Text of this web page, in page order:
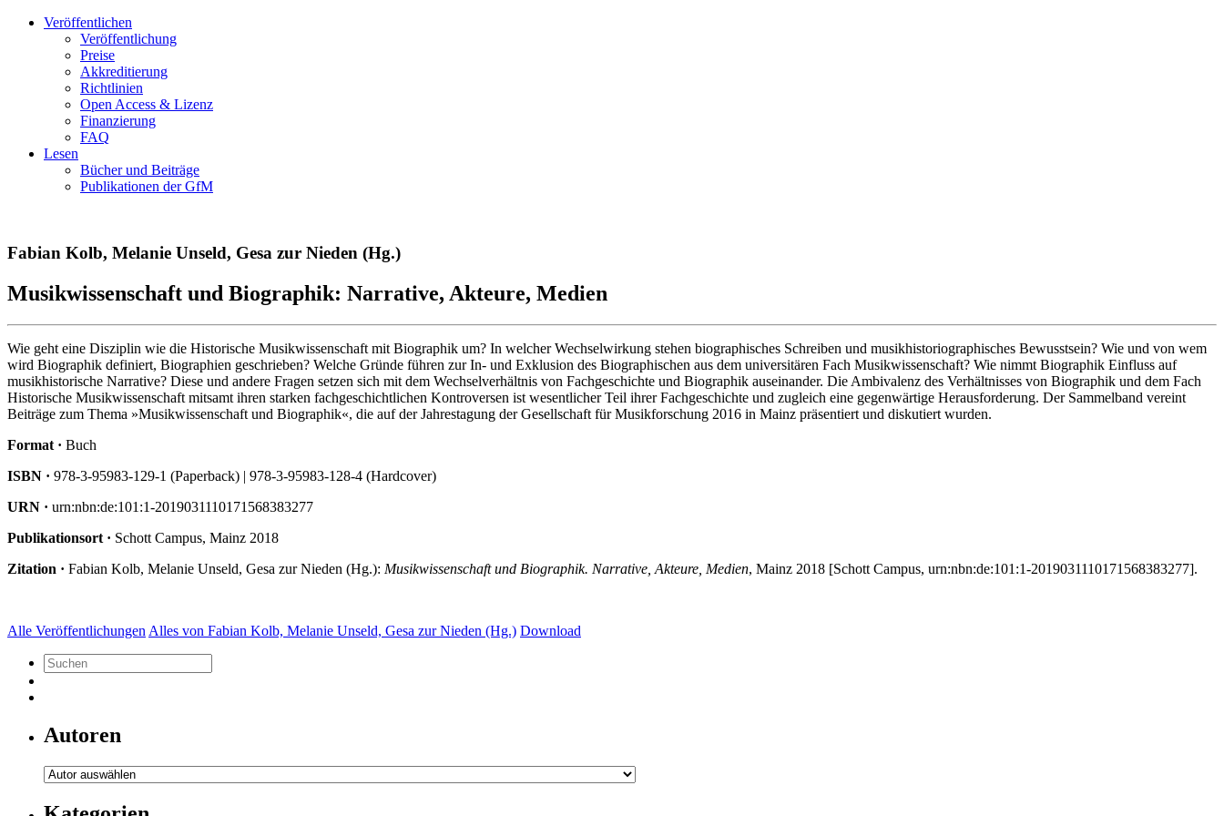
Veröffentlichen
Veröffentlichung
Preise
Akkreditierung
Richtlinien
Open Access & Lizenz
Finanzierung
FAQ
Lesen
Bücher und Beiträge
Publikationen der GfM
Fabian Kolb, Melanie Unseld, Gesa zur Nieden (Hg.)
Musikwissenschaft und Biographik: Narrative, Akteure, Medien
Wie geht eine Disziplin wie die Historische Musikwissenschaft mit Biographik um? In welcher Wechselwirkung stehen biographisches Schreiben und musikhistoriographisches Bewusstsein? Wie und von wem
wird Biographik definiert, Biographien geschrieben? Welche Gründe führen zur In- und Exklusion des Biographischen aus dem universitären Fach Musikwissenschaft? Wie nimmt Biographik Einfluss auf
musikhistorische Narrative? Diese und andere Fragen setzen sich mit dem Wechselverhältnis von Fachgeschichte und Biographik auseinander. Die Ambivalenz des Verhältnisses von Biographik und dem Fach
Historische Musikwissenschaft mitsamt ihren starken fachgeschichtlichen Kontroversen ist wesentlicher Teil ihrer Fachgeschichte und zugleich eine gegenwärtige Herausforderung. Der Sammelband vereint
Beiträge zum Thema »Musikwissenschaft und Biographik«, die auf der Jahrestagung der Gesellschaft für Musikforschung 2016 in Mainz präsentiert und diskutiert wurden.
Format · Buch
ISBN · 978-3-95983-129-1 (Paperback) | 978-3-95983-128-4 (Hardcover)
URN · urn:nbn:de:101:1-2019031110171568383277
Publikationsort · Schott Campus, Mainz 2018
Zitation · Fabian Kolb, Melanie Unseld, Gesa zur Nieden (Hg.): Musikwissenschaft und Biographik. Narrative, Akteure, Medien, Mainz 2018 [Schott Campus, urn:nbn:de:101:1-2019031110171568383277].
Alle Veröffentlichungen Alles von Fabian Kolb, Melanie Unseld, Gesa zur Nieden (Hg.) Download
Autoren